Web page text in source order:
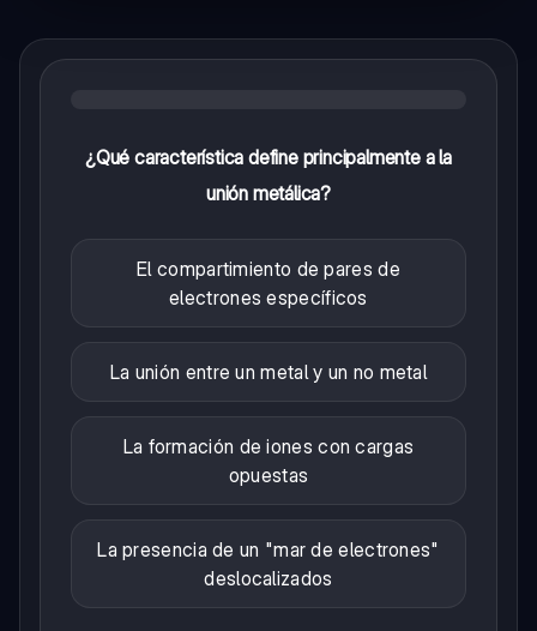
¿Qué característica define principalmente a la
unión metálica?
El compartimiento de pares de
electrones específicos
La unión entre un metal y un no metal
La formación de iones con cargas
opuestas
La presencia de un "mar de electrones"
deslocalizados